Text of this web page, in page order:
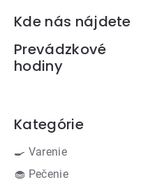
Zápätie
Kde nás nájdete
Prevádzkové
hodiny
Kategórie
🍳 Varenie
🧁 Pečenie